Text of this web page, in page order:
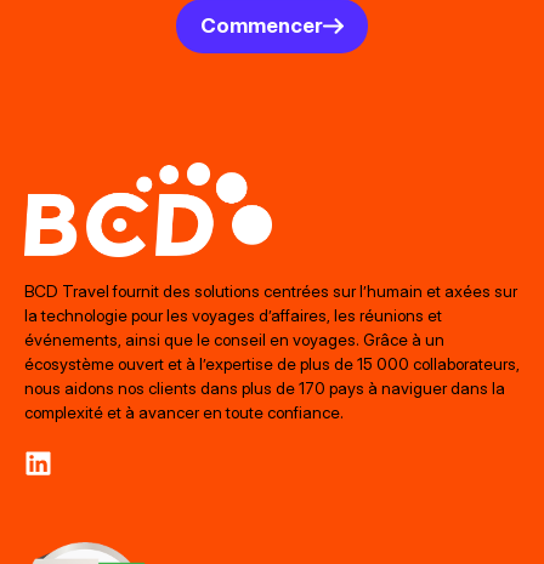
Commencer
BCD Travel fournit des solutions centrées sur l’humain et axées sur
la technologie pour les voyages d’affaires, les réunions et
événements, ainsi que le conseil en voyages. Grâce à un
écosystème ouvert et à l’expertise de plus de 15 000 collaborateurs,
nous aidons nos clients dans plus de 170 pays à naviguer dans la
complexité et à avancer en toute confiance.